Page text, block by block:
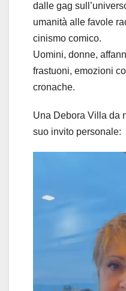
dalle gag
umanità alle favole
cinismo comico.
Uomini, donne,
frastuoni, emozioni
cronache.
Una Debora Villa da
suo invito personale: